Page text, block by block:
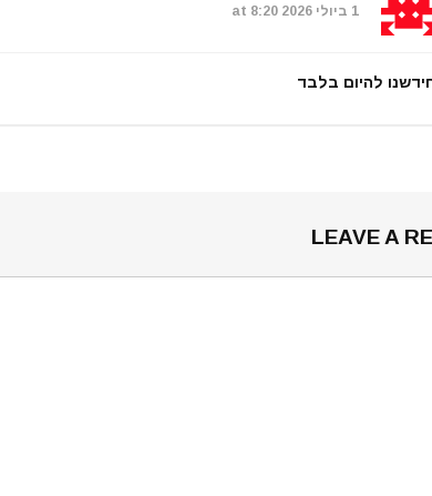
1 ביולי 2026 at 8:20
להיום בלבד
LEAVE A